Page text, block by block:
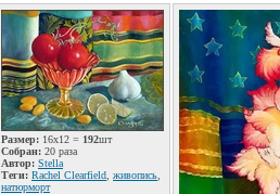
Размер: 16x12 = 192шт
Собран: 20 раза
Автор: Stella
Теги: Rachel Clearfield живопись
натюрморт